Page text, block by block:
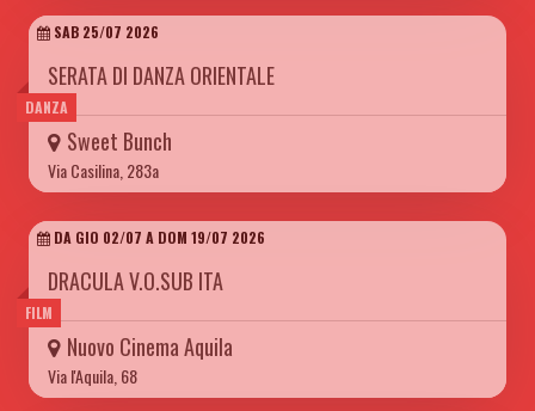
DANZA
SAB 25/07 2026
SERATA DI DANZA ORIENTALE
Sweet Bunch
Via Casilina, 283a
FILM
DA GIO 02/07 A DOM 19/07 2026
DRACULA V.O.SUB ITA
Nuovo Cinema Aquila
Via l'Aquila, 68